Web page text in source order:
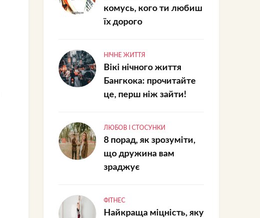
комусь, кого ти любиш
їх дорого
НІЧНЕ ЖИТТЯ
Вікі нічного життя
Бангкока: прочитайте
це, перш ніж зайти!
ЛЮБОВ І СТОСУНКИ
8 порад, як зрозуміти,
що дружина вам
зраджує
ФІТНЕС
Найкраща міцність, яку